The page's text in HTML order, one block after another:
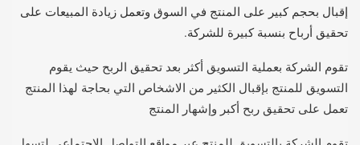
إقبال بحجم كبير على المنتج في السوق وتعمل زيادة المبيعات على
تحقيق أرباح بنسبة كبيرة للشركة.
تقوم الشركة بعملية التسويق أكثر بعد تحقيق الربح حيث يقوم
التسويق للمنتج بإقبال الكثير من الاشخاص التي بحاجة لهذا المنتج
تعمل على تحقيق ربح أكبر وإشهار المنتج